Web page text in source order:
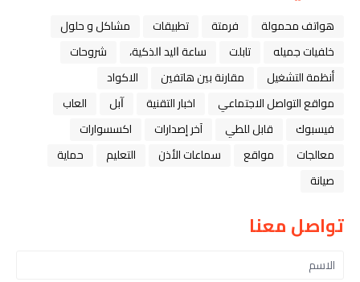
هواتف محمولة فرمتة تطبيقات
مشاكل و حلول
خلفيات جميله
تابلت ﺳﺎﻋﺔ ﺍﻟﻴﺪ ﺍﻟﺬﻛﻴﺔ،
شروحات
أنظمة التشغيل
مقارنة بين هاتفين
الاكواد
مواقع التواصل الاجتماعي
اخبار التقنية ﺁﺑﻞ
العاب
فيسبوك
قابل للطي آخر إصدارات
اكسسوارات
معالجات
مواقع سماعات الأذن التعليم
حماية
صيانة
تواصل معنا